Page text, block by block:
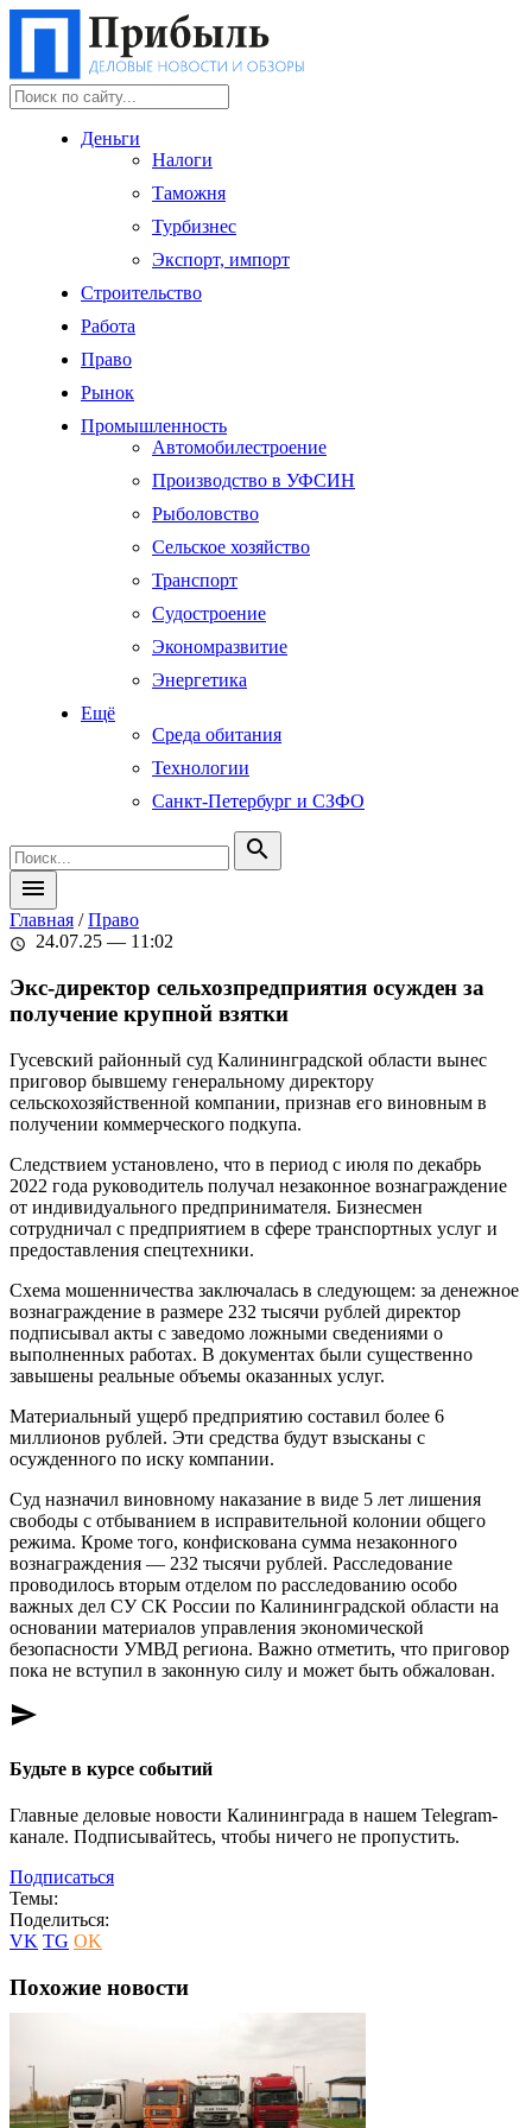
Деньги
Налоги
Таможня
Турбизнес
Экспорт, импорт
Строительство
Работа
Право
Рынок
Промышленность
Автомобилестроение
Производство в УФСИН
Рыболовство
Сельское хозяйство
Транспорт
Судостроение
Экономразвитие
Энергетика
Ещё
Среда обитания
Технологии
Санкт-Петербург и СЗФО
search
menu
Главная /Право
schedule 24.07.25 — 11:02
Экс-директор сельхозпредприятия осужден за
получение крупной взятки
Гусевский районный суд Калининградской области вынес
приговор бывшему генеральному директору
сельскохозяйственной компании, признав его виновным в
получении коммерческого подкупа.
Следствием установлено, что в период с июля по декабрь
2022 года руководитель получал незаконное вознаграждение
от индивидуального предпринимателя. Бизнесмен
сотрудничал с предприятием в сфере транспортных услуг и
предоставления спецтехники.
Схема мошенничества заключалась в следующем: за денежное
вознаграждение в размере 232 тысячи рублей директор
подписывал акты с заведомо ложными сведениями о
выполненных работах. В документах были существенно
завышены реальные объемы оказанных услуг.
Материальный ущерб предприятию составил более 6
миллионов рублей. Эти средства будут взысканы с
осужденного по иску компании.
Суд назначил виновному наказание в виде 5 лет лишения
свободы с отбыванием в исправительной колонии общего
режима. Кроме того, конфискована сумма незаконного
вознаграждения — 232 тысячи рублей. Расследование
проводилось вторым отделом по расследованию особо
важных дел СУ СК России по Калининградской области на
основании материалов управления экономической
безопасности УМВД региона. Важно отметить, что приговор
пока не вступил в законную силу и может быть обжалован.
send
Будьте в курсе событий
Главные деловые новости Калининграда в нашем Telegram-
канале. Подписывайтесь, чтобы ничего не пропустить.
Подписаться
Темы:
Поделиться:
VK TG OK
Похожие новости